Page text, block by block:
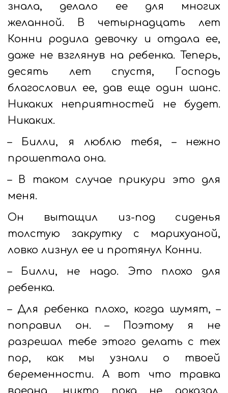
знала, делало ее для многих
желанной. В четырнадцать лет
Конни родила девочку и отдала ее,
даже не взглянув на ребенка. Теперь,
десять лет спустя, Господь
благословил ее, дав еще один шанс.
Никаких неприятностей не будет.
Никаких.
– Билли, я люблю тебя, – нежно
прошептала она.
– В таком случае прикури это для
меня.
Он вытащил из-под сиденья
толстую закрутку с марихуаной,
ловко лизнул ее и протянул Конни.
– Билли, не надо. Это плохо для
ребенка.
– Для ребенка плохо, когда шумят, –
поправил он. – Поэтому я не
разрешал тебе этого делать с тех
пор, как мы узнали о твоей
беременности. А вот что травка